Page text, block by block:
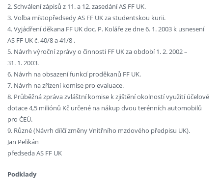
2. Schválení zápisů z 11. a 12. zasedání AS FF UK.
3. Volba místopředsedy AS FF UK za studentskou kurii.
4. Vyjádření děkana FF UK doc. P. Koláře ze dne 6. 1. 2003 k usnesení
AS FF UK č. 40/8 a 41/8 .
5. Návrh výroční zprávy o činnosti FF UK za období 1. 2. 2002 –
31. 1. 2003.
6. Návrh na obsazení funkcí proděkanů FF UK.
7. Návrh na zřízení komise pro evaluace.
8. Průběžná zpráva zvláštní komise k zjištění okolností využití účelové
dotace 4,5 miliónů Kč určené na nákup dvou terénních automobilů
pro ČEÚ.
9. Různé (Návrh dílčí změny Vnitřního mzdového předpisu UK).
Jan Pelikán
předseda AS FF UK
Podklady